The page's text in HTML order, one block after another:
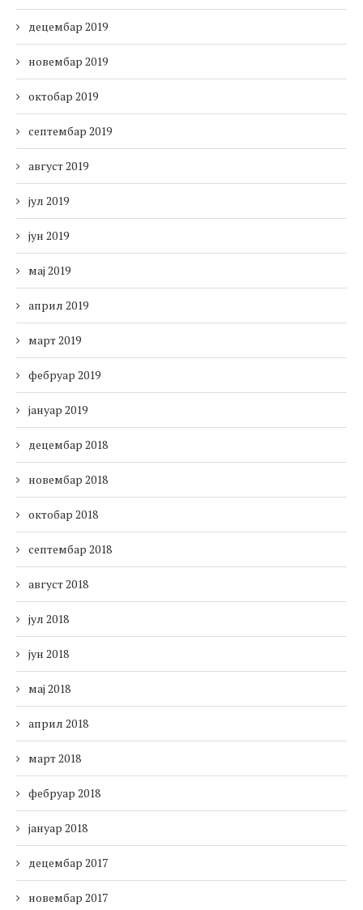
децембар 2019
новембар 2019
октобар 2019
септембар 2019
август 2019
јул 2019
јун 2019
мај 2019
април 2019
март 2019
фебруар 2019
јануар 2019
децембар 2018
новембар 2018
октобар 2018
септембар 2018
август 2018
јул 2018
јун 2018
мај 2018
април 2018
март 2018
фебруар 2018
јануар 2018
децембар 2017
новембар 2017